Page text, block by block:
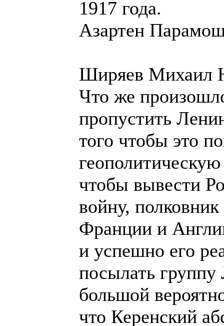
1917 года.
Азартен
Ширяев Михаил
Что же
пропустить
того чтобы это
чтобы вывести
войну,
Франции и
и успешно его
посылать
большой
что Керенский